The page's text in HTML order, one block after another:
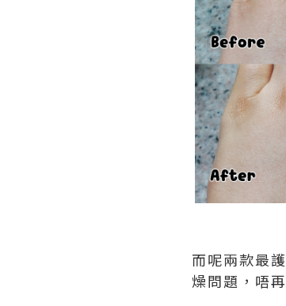
而呢兩款最
燥問題，唔